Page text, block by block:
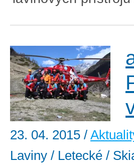
23. 04. 2015 /
Laviny / Letecké /